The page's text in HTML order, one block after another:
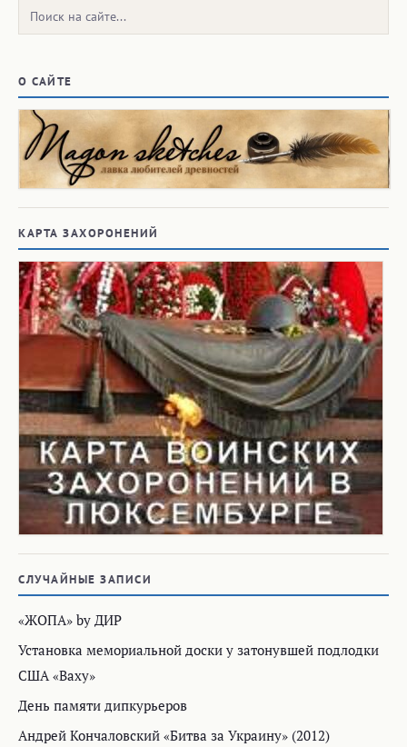
Поиск:
О САЙТЕ
КАРТА ЗАХОРОНЕНИЙ
СЛУЧАЙНЫЕ ЗАПИСИ
«ЖОПА» by ДИР
Установка мемориальной доски у затонувшей подлодки
США «Ваху»
День памяти дипкурьеров
Андрей Кончаловский «Битва за Украину» (2012)